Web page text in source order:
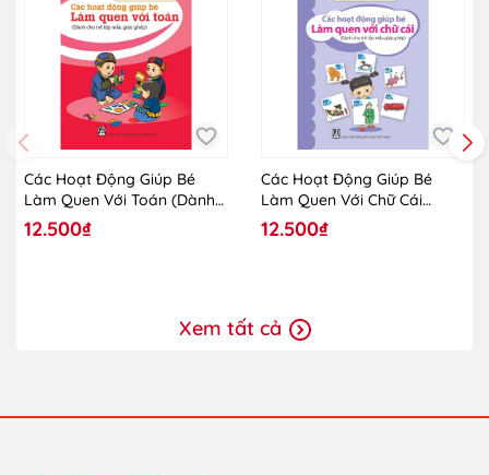
Các Hoạt Động Giúp Bé
Làm Quen Với Toán (Dành
Cho Trẻ Lớp Mẫu Giáo
Ghép)
12.500₫
Các Hoạt Động Giúp Bé
Làm Quen Với Chữ Cái
(Dành Cho Trẻ Lớp Mẫu
Giáo Ghép)
12.500₫
Xem tất cả